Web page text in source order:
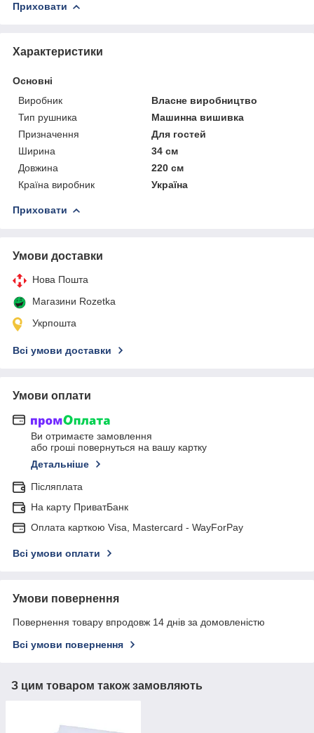
Приховати
Характеристики
Основні
Виробник
Власне виробництво
Тип рушника
Машинна вишивка
Призначення
Для гостей
Ширина
34 см
Довжина
220 см
Країна виробник
Україна
Приховати
Умови доставки
Нова Пошта
Магазини Rozetka
Укрпошта
Всі умови доставки
Умови оплати
Ви отримаєте замовлення
або гроші повернуться на вашу картку
Детальніше
Післяплата
На карту ПриватБанк
Оплата карткою Visa, Mastercard - WayForPay
Всі умови оплати
Умови повернення
Повернення товару впродовж 14 днів за домовленістю
Всі умови повернення
З цим товаром також замовляють